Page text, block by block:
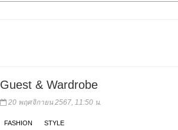
Guest & Wardrobe
20 พฤศจิกายน 2567, 11:50 น.
FASHION STYLE